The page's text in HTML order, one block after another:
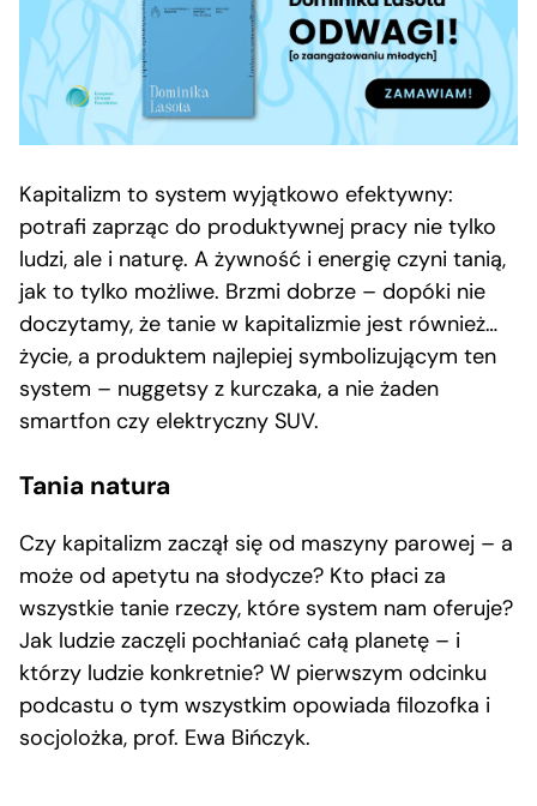
Kapitalizm to system wyjątkowo efektywny:
potrafi zaprząc do produktywnej pracy nie tylko
ludzi, ale i naturę. A żywność i energię czyni tanią,
jak to tylko możliwe. Brzmi dobrze – dopóki nie
doczytamy, że tanie w kapitalizmie jest również…
życie, a produktem najlepiej symbolizującym ten
system – nuggetsy z kurczaka, a nie żaden
smartfon czy elektryczny SUV.
Tania natura
Czy kapitalizm zaczął się od maszyny parowej – a
może od apetytu na słodycze? Kto płaci za
wszystkie tanie rzeczy, które system nam oferuje?
Jak ludzie zaczęli pochłaniać całą planetę – i
którzy ludzie konkretnie? W pierwszym odcinku
podcastu o tym wszystkim opowiada filozofka i
socjolożka, prof. Ewa Bińczyk.